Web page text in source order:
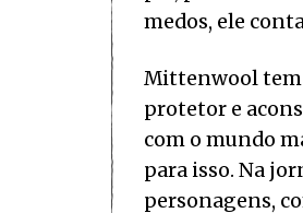
medos, ele
Mittenwool tem
protetor e
com o mundo
para isso. Na
personagens,